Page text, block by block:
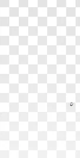
Platforma
Polski